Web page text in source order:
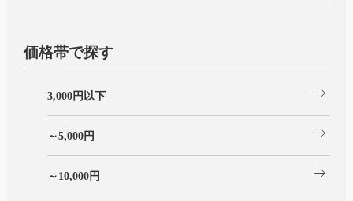
価格帯で探す
3,000円以下 arrow_right_alt
～5,000円 arrow_right_alt
～10,000円 arrow_right_alt